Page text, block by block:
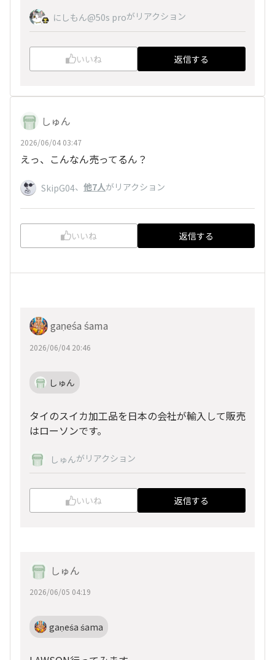
にしもん@50s proがリアクション
いいね 返信する
しゅん
2026/06/04 03:47
えっ、こんなん売ってるん？
SkipG04、 他7人がリアクション
いいね 返信する
gaṇeśa śama
2026/06/04 20:46
しゅん
タイのスイカ加工品を日本の会社が輸入して販売
はローソンです。
しゅんがリアクション
いいね 返信する
しゅん
2026/06/05 04:19
gaṇeśa śama